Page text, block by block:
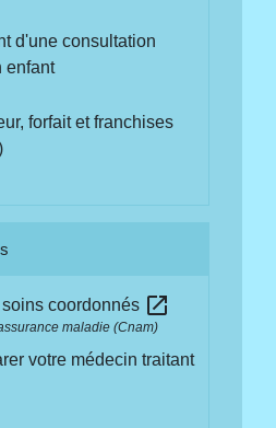
d'une consultation
enfant
forfait et franchises
coordonnés open_in_new
maladie (Cnam)
votre médecin traitant